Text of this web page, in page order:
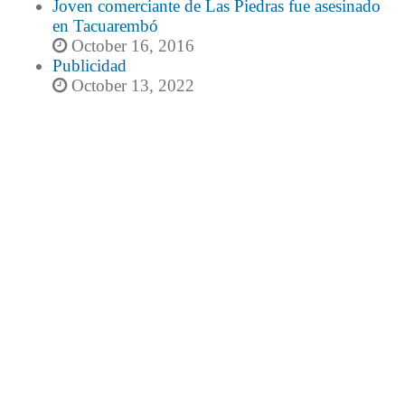
Joven comerciante de Las Piedras fue asesinado
en Tacuarembó
October 16, 2016
Publicidad
October 13, 2022